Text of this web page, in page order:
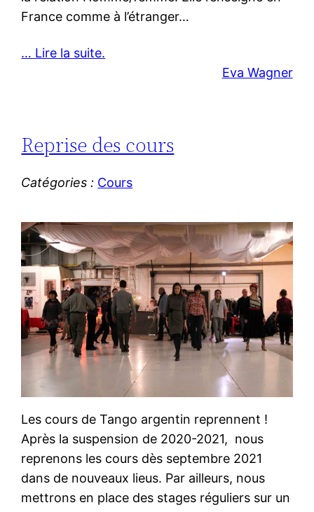
France comme à l’étranger…
… Lire la suite.
Eva Wagner
Reprise des cours
Catégories : Cours
Les cours de Tango argentin reprennent !
Après la suspension de 2020-2021, nous
reprenons les cours dès septembre 2021
dans de nouveaux lieus. Par ailleurs, nous
mettrons en place des stages réguliers sur un